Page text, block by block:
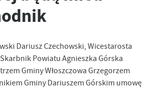
Dariusz Czechowski, Wicestarosta
Powiatu Agnieszka Górska
Gminy Włoszczowa Grzegorzem
Gminy Dariuszem Górskim umowę
funkcjonalności czy prezentowanych
naszej strony poprzez dopasowanie
preferencji. Wyrażenie zgody na
pliki cookies gwarantuje
funkcji na stronie.
pomagają nam rozwijać się i